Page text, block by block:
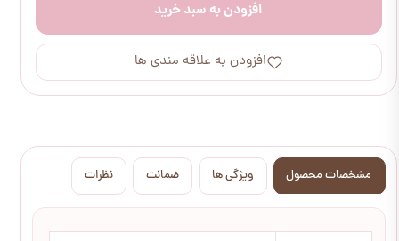
افزودن به سبد خرید
افزودن به علاقه مندی ها
مشخصات محصول ویژگی ها ضمانت نظرات